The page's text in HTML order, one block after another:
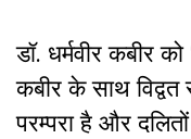
डॉ. धर्मवीर कबीर
कबीर के साथ
परम्परा है और